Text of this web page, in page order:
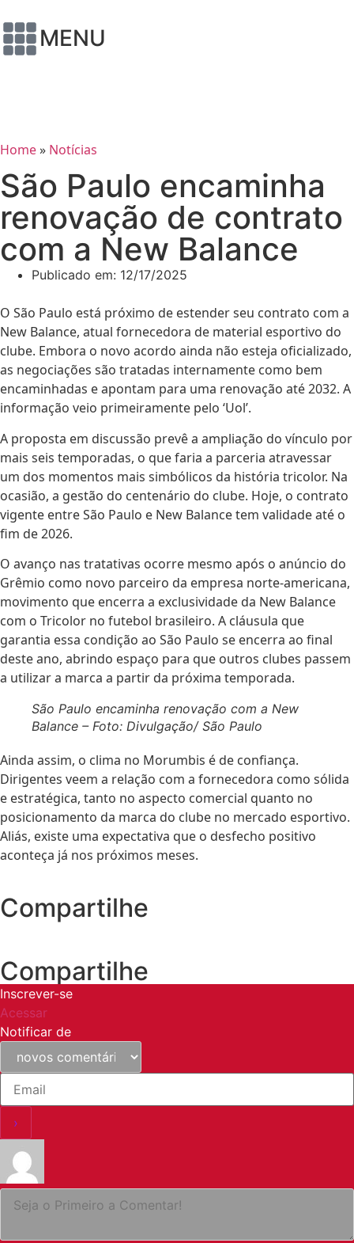
MENU
Home» Notícias
São Paulo encaminha
renovação de contrato
com a New Balance
Publicado em: 12/17/2025
O São Paulo está próximo de estender seu contrato com a
New Balance, atual fornecedora de material esportivo do
clube. Embora o novo acordo ainda não esteja oficializado,
as negociações são tratadas internamente como bem
encaminhadas e apontam para uma renovação até 2032. A
informação veio primeiramente pelo ‘Uol’.
A proposta em discussão prevê a ampliação do vínculo por
mais seis temporadas, o que faria a parceria atravessar
um dos momentos mais simbólicos da história tricolor. Na
ocasião, a gestão do centenário do clube. Hoje, o contrato
vigente entre São Paulo e New Balance tem validade até o
fim de 2026.
O avanço nas tratativas ocorre mesmo após o anúncio do
Grêmio como novo parceiro da empresa norte-americana,
movimento que encerra a exclusividade da New Balance
com o Tricolor no futebol brasileiro. A cláusula que
garantia essa condição ao São Paulo se encerra ao final
deste ano, abrindo espaço para que outros clubes passem
a utilizar a marca a partir da próxima temporada.
São Paulo encaminha renovação com a New
Balance – Foto: Divulgação/ São Paulo
Ainda assim, o clima no Morumbis é de confiança.
Dirigentes veem a relação com a fornecedora como sólida
e estratégica, tanto no aspecto comercial quanto no
posicionamento da marca do clube no mercado esportivo.
Aliás, existe uma expectativa que o desfecho positivo
aconteça já nos próximos meses.
Compartilhe
Compartilhe
Inscrever-se
Acessar
Notificar de